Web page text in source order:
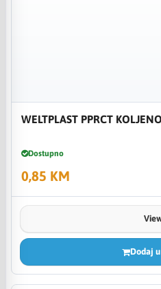
WELTPLAST PPRCT
Dostupno
0,85 KM
Dodaj